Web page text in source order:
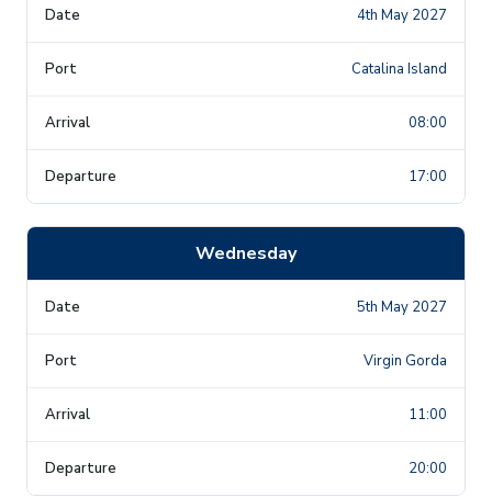
4th May 2027
Catalina Island
08:00
17:00
Wednesday
5th May 2027
Virgin Gorda
11:00
20:00